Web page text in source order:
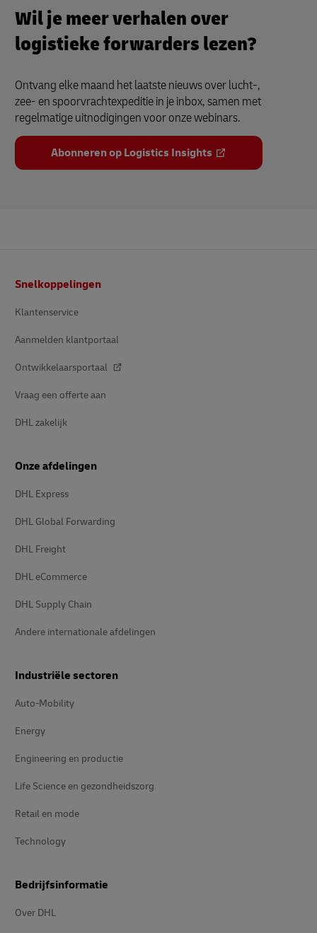
Wil je meer verhalen over
logistieke forwarders lezen?
Ontvang elke maand het laatste nieuws over lucht-,
zee- en spoorvrachtexpeditie in je inbox, samen met
regelmatige uitnodigingen voor onze webinars.
Abonneren op Logistics Insights
Snelkoppelingen
Klantenservice
Aanmelden klantportaal
Ontwikkelaarsportaal
Vraag een offerte aan
DHL zakelijk
Onze afdelingen
DHL Express
DHL Global Forwarding
DHL Freight
DHL eCommerce
DHL Supply Chain
Andere internationale afdelingen
Industriële sectoren
Auto-Mobility
Energy
Engineering en productie
Life Science en gezondheidszorg
Retail en mode
Technology
Bedrijfsinformatie
Over DHL